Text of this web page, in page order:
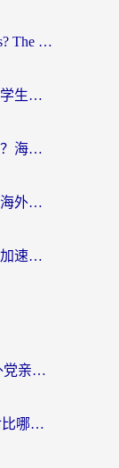
How to Play Lineage (天堂) Overseas? The Ultimate Guide to Choosing the Best Chinese Server Game Accelerator (在国外打天堂加速器)
在国外怎么打冰原守卫者不卡？留学生亲测的国服游戏加速指南
韩国怎么玩金币大富翁：首富是谁？海外党国服游戏加速全攻略
北美玩战双帕弥什加速器有哪些？海外党亲测好用的国服加速指南
在英国打球球大作战总卡顿？选对加速器让你告别延迟（附实测攻略）
迅游和Unblock Youku好用吗？海外党亲测：3个维度教你选对回国加速器
穿梭VPN好用吗？和爱加速VPN对比哪个回国效果更好？海外党必看的实用指南